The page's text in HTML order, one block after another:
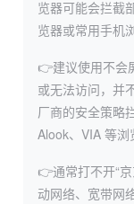
览器可能会拦截
览器或常用手机
👉建议使用不会
或无法访问，并
厂商的安全策略
Alook、VIA 等浏
👉通常打不开“京
动网络、宽带网